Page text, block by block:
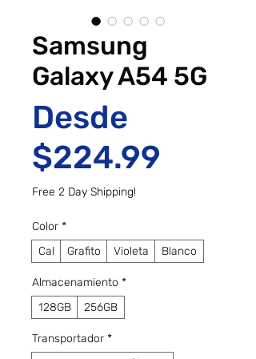
Samsung
Galaxy A54 5G
Desde
$224.99
Free 2 Day Shipping!
Color *
Cal
Grafito Violeta Blanco
Almacenamiento *
128GB
256GB
Transportador *